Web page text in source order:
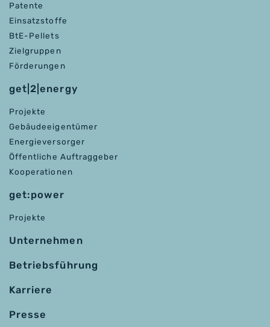
Patente
Einsatzstoffe
BtE-Pellets
Zielgruppen
Förderungen
get|2|energy
Projekte
Gebäudeeigentümer
Energieversorger
Öffentliche Auftraggeber
Kooperationen
get:power
Projekte
Unternehmen
Betriebsführung
Karriere
Presse